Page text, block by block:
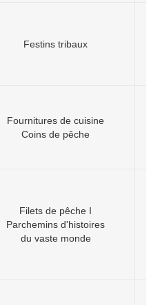
Festins tribaux
Fournitures de cuisine
Coins de pêche
Filets de pêche I
Parchemins d'histoires
du vaste monde